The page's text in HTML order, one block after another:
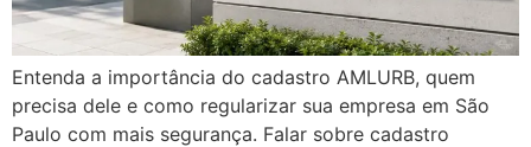
Entenda a importância do cadastro AMLURB, quem
precisa dele e como regularizar sua empresa em São
Paulo com mais segurança. Falar sobre cadastro